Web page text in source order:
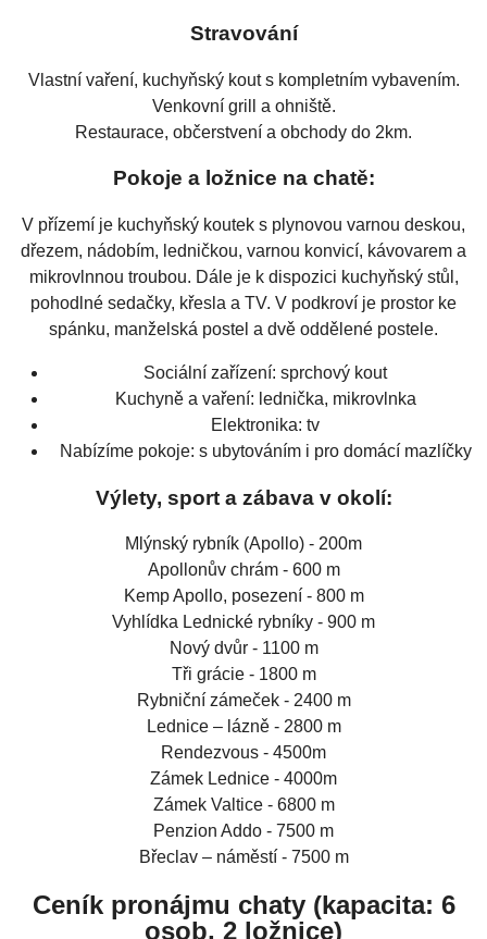
Stravování
Vlastní vaření, kuchyňský kout s kompletním vybavením.
Venkovní grill a ohniště.
Restaurace, občerstvení a obchody do 2km.
Pokoje a ložnice na chatě:
V přízemí je kuchyňský koutek s plynovou varnou deskou,
dřezem, nádobím, ledničkou, varnou konvicí, kávovarem a
mikrovlnnou troubou. Dále je k dispozici kuchyňský stůl,
pohodlné sedačky, křesla a TV. V podkroví je prostor ke
spánku, manželská postel a dvě oddělené postele.
Sociální zařízení: sprchový kout
Kuchyně a vaření: lednička, mikrovlnka
Elektronika: tv
Nabízíme pokoje: s ubytováním i pro domácí mazlíčky
Výlety, sport a zábava v okolí:
Mlýnský rybník (Apollo) - 200m
Apollonův chrám - 600 m
Kemp Apollo, posezení - 800 m
Vyhlídka Lednické rybníky - 900 m
Nový dvůr - 1100 m
Tři grácie - 1800 m
Rybniční zámeček - 2400 m
Lednice – lázně - 2800 m
Rendezvous - 4500m
Zámek Lednice - 4000m
Zámek Valtice - 6800 m
Penzion Addo - 7500 m
Břeclav – náměstí - 7500 m
Ceník pronájmu chaty (kapacita: 6
osob, 2 ložnice)